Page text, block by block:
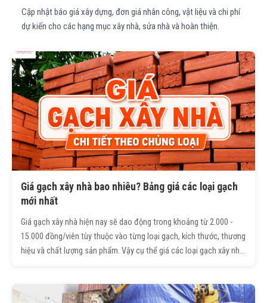
Cập nhật báo giá xây dựng, đơn giá nhân công, vật liệu và chi phí
dự kiến cho các hạng mục xây nhà, sửa nhà và hoàn thiện.
Giá gạch xây nhà bao nhiêu? Bảng giá các loại gạch
mới nhất
Giá gạch xây nhà hiện nay sẽ dao động trong khoảng từ 2.000 -
15.000 đồng/viên tùy thuộc vào từng loại gạch, kích thước, thương
hiệu và chất lượng sản phẩm. Vậy cụ thể giá các loại gạch xây nhà